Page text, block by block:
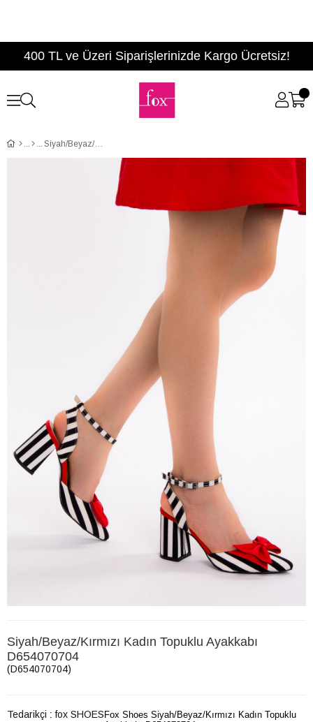
400 TL ve Üzeri Siparişlerinizde Kargo Ücretsiz!
Siyah/Beyaz/Kırmızı Kadın Topuklu Ayakkabı D654070704
Siyah/Beyaz/Kırmızı Kadın Topuklu Ayakkabı
D654070704
(D654070704)
Tedarikçi : fox SHOES Fox Shoes Siyah/Beyaz/Kırmızı Kadın Topuklu